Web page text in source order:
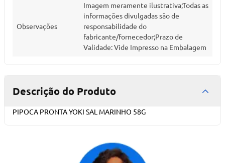
Observações
Imagem meramente ilustrativa;Todas as
informações divulgadas são de
responsabilidade do
fabricante/fornecedor;Prazo de
Validade: Vide Impresso na Embalagem
Descrição do Produto
PIPOCA PRONTA YOKI SAL MARINHO 58G